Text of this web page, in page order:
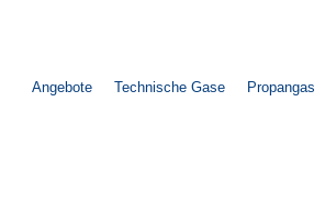
Angebote Technische Gase Propangas